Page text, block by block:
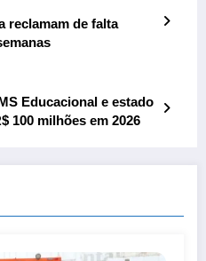
reclamam de falta
Educacional e estado
100 milhões em 2026